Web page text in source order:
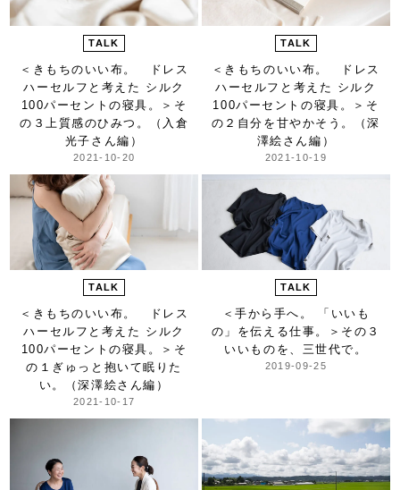
TALK
＜きもちのいい布。 ドレス
ハーセルフと考えた シルク
100パーセントの寝具。＞ そ
の３上質感のひみつ。（入倉
光子さん編）
2021-10-20
TALK
＜きもちのいい布。 ドレス
ハーセルフと考えた シルク
100パーセントの寝具。＞ そ
の２自分を甘やかそう。（深
澤絵さん編）
2021-10-19
TALK
＜きもちのいい布。 ドレス
ハーセルフと考えた シルク
100パーセントの寝具。＞ そ
の１ぎゅっと抱いて眠りた
い。（深澤絵さん編）
2021-10-17
TALK
＜手から手へ。 「いいも
の」を伝える仕事。＞ その３
いいものを、三世代で。
2019-09-25